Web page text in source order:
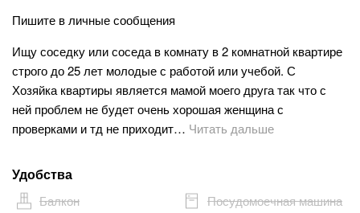
Пишите в личные сообщения
Ищу соседку или соседа в комнату в 2 комнатной квартире
строго до 25 лет молодые с работой или учебой. С
Хозяйка квартиры является мамой моего друга так что с
ней проблем не будет очень хорошая женщина с
проверками и тд не приходит… Читать дальше
Удобства
Балкон
Посудомоечная машина